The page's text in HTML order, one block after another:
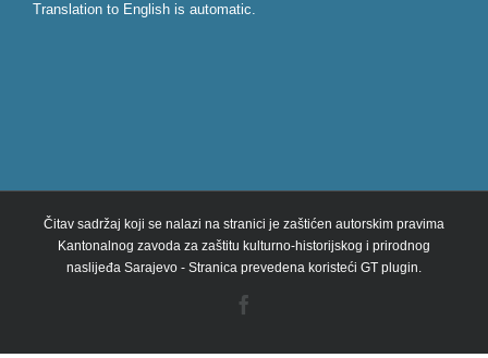
Translation to English is automatic.
Čitav sadržaj koji se nalazi na stranici je zaštićen autorskim pravima
Kantonalnog zavoda za zaštitu kulturno-historijskog i prirodnog
naslijeđa Sarajevo - Stranica prevedena koristeći GT plugin.